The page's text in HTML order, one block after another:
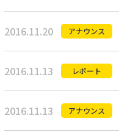
2016.11.20 アナウンス
2016.11.13 レポート
2016.11.13 アナウンス